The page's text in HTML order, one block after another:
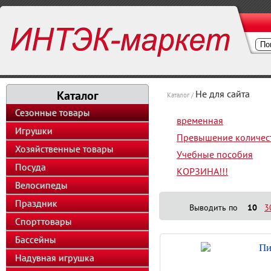
Каталог
Сезонные товары
Игрушки
Хозяйственные товары
Посуда
Велосипеды
Праздник
Спорттовары
Бассейны
Надувная игрушка
Каталог / Не для сайта
временная
Превышение
Учебные пособия
КОРЗИНА!!!
Выводить по 10